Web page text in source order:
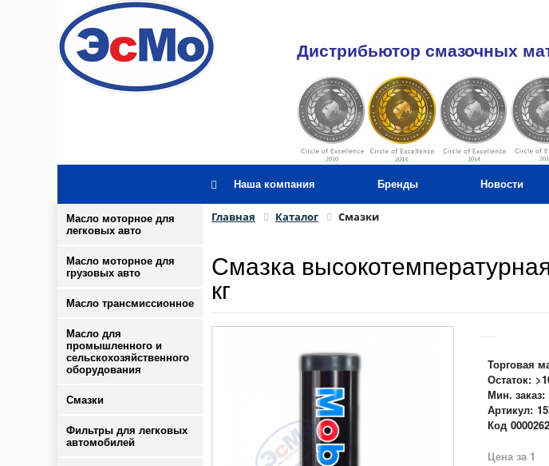
Дистрибьютор смазочных
Наша компания Бренды Новости
Масло моторное для
легковых авто
Масло моторное для
грузовых авто
Масло трансмиссионное
Масло для
промышленного и
сельскохозяйственного
оборудования
Смазки
Фильтры для легковых
автомобилей
Главная Каталог Смазки
Смазка
кг
Торговая
Остаток:
Мин. заказ:
Артикул:
Код
Цена за 1